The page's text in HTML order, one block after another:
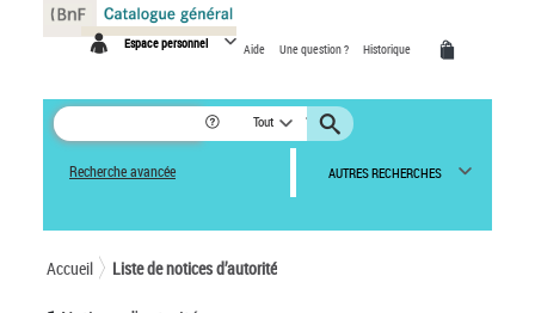
Espace personnel Aide Une question ? Historique
Tout
Recherche avancée AUTRES RECHERCHES
Accueil Liste de notices d’autorité
Panneau de gestion des cookies